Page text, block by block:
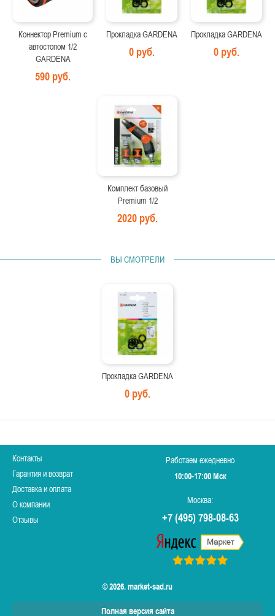
Коннектор Premium с
автостопом 1/2
GARDENA
590 руб.
Прокладка GARDENA
0 руб.
Прокладка GARDENA
0 руб.
Комплект базовый
Premium 1/2
2020 руб.
ВЫ СМОТРЕЛИ
Прокладка GARDENA
0 руб.
Контакты
Гарантия и возврат
Доставка и оплата
О компании
Отзывы
Работаем ежедневно
10:00-17:00 Мск
Москва:
+7 (495) 798-08-63
© 2026. market-sad.ru
Полная версия сайта